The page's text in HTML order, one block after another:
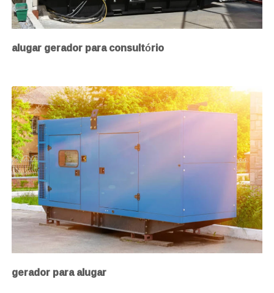
alugar gerador para consultório
gerador para alugar